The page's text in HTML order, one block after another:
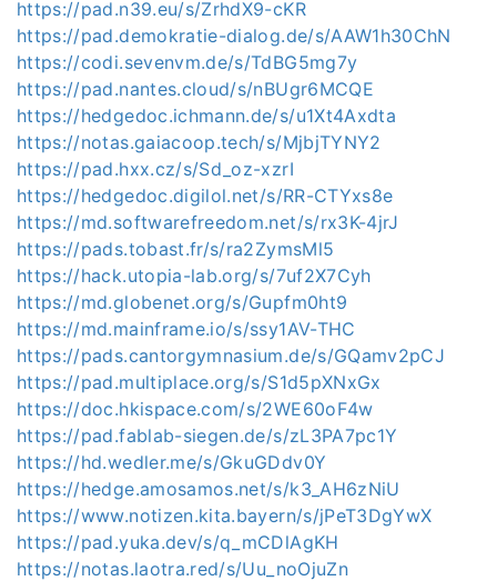
https://pad.n39.eu/s/ZrhdX9-cKR
https://pad.demokratie-dialog.de/s/AAW1h30ChN
https://codi.sevenvm.de/s/TdBG5mg7y
https://pad.nantes.cloud/s/nBUgr6MCQE
https://hedgedoc.ichmann.de/s/u1Xt4Axdta
https://notas.gaiacoop.tech/s/MjbjTYNY2
https://pad.hxx.cz/s/Sd_oz-xzrI
https://hedgedoc.digilol.net/s/RR-CTYxs8e
https://md.softwarefreedom.net/s/rx3K-4jrJ
https://pads.tobast.fr/s/ra2ZymsMl5
https://hack.utopia-lab.org/s/7uf2X7Cyh
https://md.globenet.org/s/Gupfm0ht9
https://md.mainframe.io/s/ssy1AV-THC
https://pads.cantorgymnasium.de/s/GQamv2pCJ
https://pad.multiplace.org/s/S1d5pXNxGx
https://doc.hkispace.com/s/2WE60oF4w
https://pad.fablab-siegen.de/s/zL3PA7pc1Y
https://hd.wedler.me/s/GkuGDdv0Y
https://hedge.amosamos.net/s/k3_AH6zNiU
https://www.notizen.kita.bayern/s/jPeT3DgYwX
https://pad.yuka.dev/s/q_mCDlAgKH
https://notas.laotra.red/s/Uu_noOjuZn